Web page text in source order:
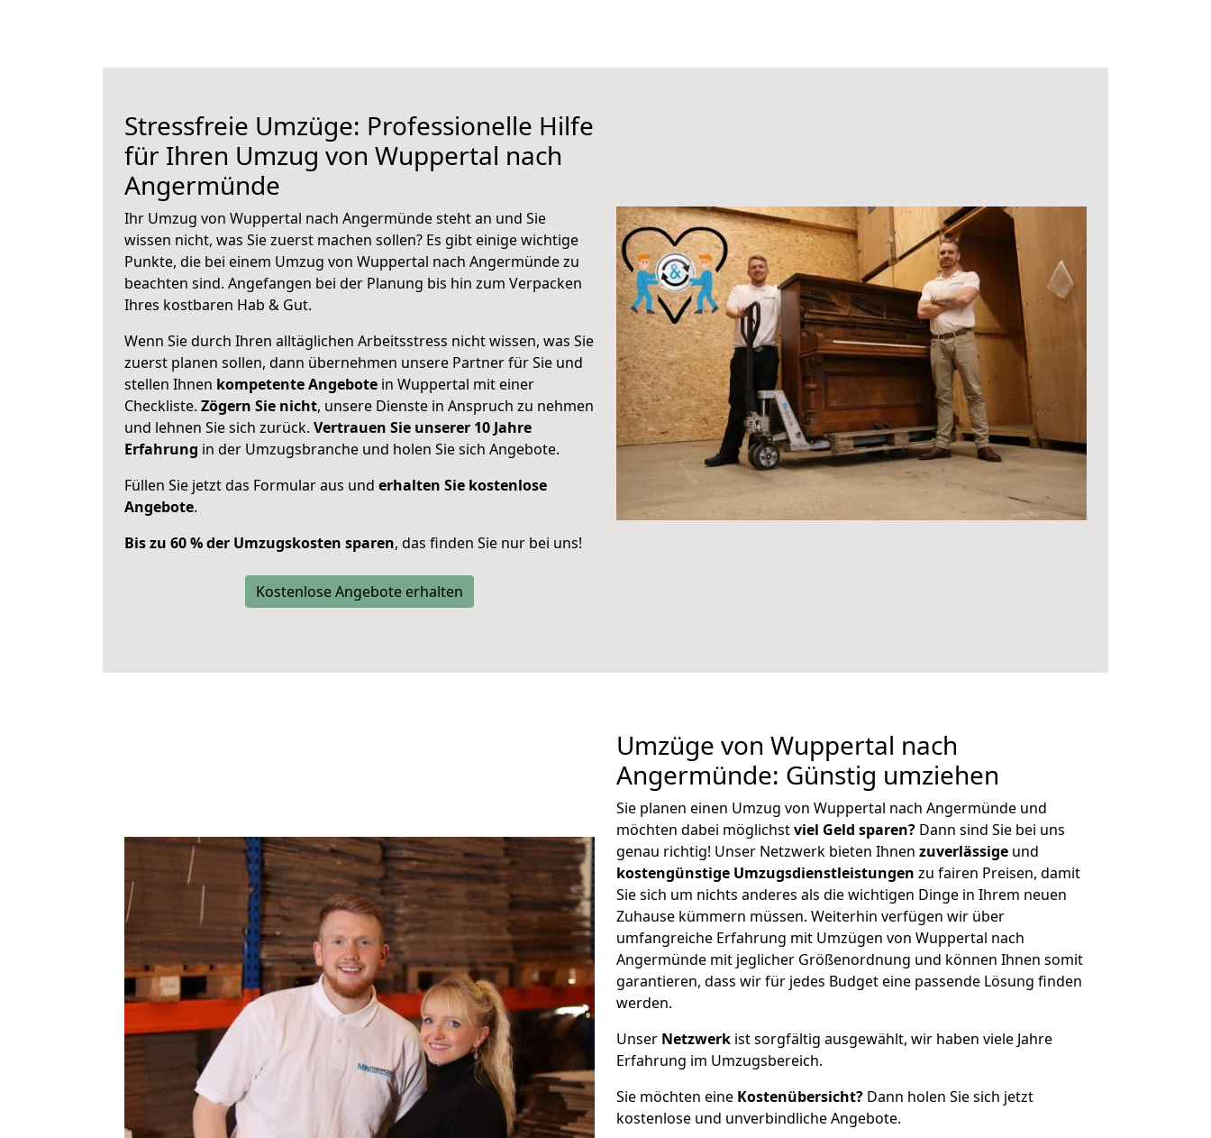
Stressfreie Umzüge: Professionelle Hilfe
für Ihren Umzug von Wuppertal nach
Angermünde
Ihr Umzug von Wuppertal nach Angermünde steht an und Sie
wissen nicht, was Sie zuerst machen sollen? Es gibt einige wichtige
Punkte, die bei einem Umzug von Wuppertal nach Angermünde zu
beachten sind. Angefangen bei der Planung bis hin zum Verpacken
Ihres kostbaren Hab & Gut.
Wenn Sie durch Ihren alltäglichen Arbeitsstress nicht wissen, was Sie
zuerst planen sollen, dann übernehmen unsere Partner für Sie und
stellen Ihnen kompetente Angebote in Wuppertal mit einer
Checkliste. Zögern Sie nicht, unsere Dienste in Anspruch zu nehmen
und lehnen Sie sich zurück. Vertrauen Sie unserer 10 Jahre
Erfahrung in der Umzugsbranche und holen Sie sich Angebote.
Füllen Sie jetzt das Formular aus und erhalten Sie kostenlose
Angebote.
Bis zu 60 % der Umzugskosten sparen, das finden Sie nur bei uns!
Kostenlose Angebote erhalten
Umzüge von Wuppertal nach
Angermünde: Günstig umziehen
Sie planen einen Umzug von Wuppertal nach Angermünde und
möchten dabei möglichstviel Geld sparen? Dann sind Sie bei uns
genau richtig! Unser Netzwerk bieten Ihnen zuverlässige und
kostengünstige Umzugsdienstleistungen zu fairen Preisen, damit
Sie sich um nichts anderes als die wichtigen Dinge in Ihrem neuen
Zuhause kümmern müssen. Weiterhin verfügen wir über
umfangreiche Erfahrung mit Umzügen von Wuppertal nach
Angermünde mit jeglicher Größenordnung und können Ihnen somit
garantieren, dass wir für jedes Budget eine passende Lösung finden
werden.
Unser Netzwerk ist sorgfältig ausgewählt, wir haben viele Jahre
Erfahrung im Umzugsbereich.
Sie möchten eine Kostenübersicht? Dann holen Sie sich jetzt
kostenlose und unverbindliche Angebote.